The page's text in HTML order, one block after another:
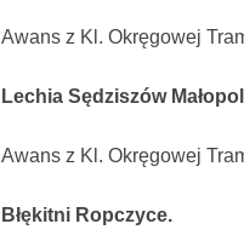
Awans z Kl. Okręgowej
Lechia Sędziszów
Awans z Kl. Okręgowej
Błękitni Ropczyce.